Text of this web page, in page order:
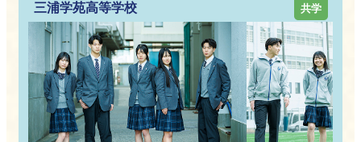
三浦学苑高等学校 共学